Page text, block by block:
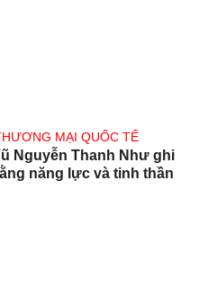
MẠI QUỐC TẾ
Nguyễn Thanh Như ghi
năng lực và tinh thần